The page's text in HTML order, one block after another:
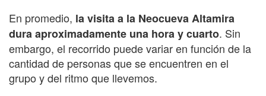
En promedio, la visita a la Neocueva Altamira
dura aproximadamente una hora y cuarto. Sin
embargo, el recorrido puede variar en función de la
cantidad de personas que se encuentren en el
grupo y del ritmo que llevemos.